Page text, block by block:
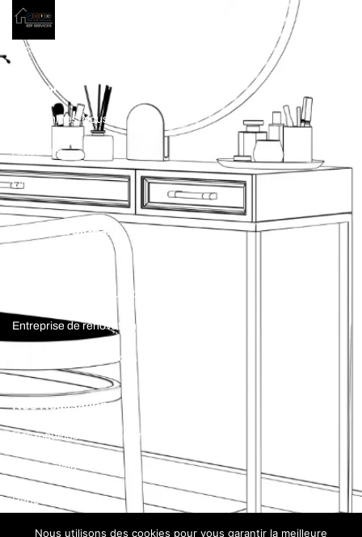
Accéder au site de notre partenaire Kep Services
Entreprise
Qui-sommes-Nous ?
Actualités
Offre Parrainage
Notre Savoir-Faire
Entreprise de construction
Entreprise de rénovation
Construction de maisons sur Mesure
Nos Réalisations
Nos modèles et plans de maisons
Construction
Rénovation
Nous utilisons des cookies pour vous garantir la meilleure